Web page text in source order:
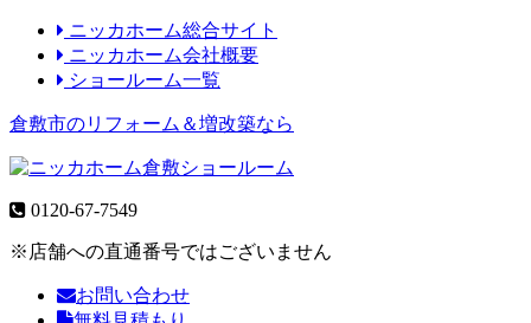
ニッカホーム総合サイト
ニッカホーム会社概要
ショールーム一覧
倉敷市のリフォーム＆増改築なら
0120-67-7549
※店舗への直通番号ではございません
お問い合わせ